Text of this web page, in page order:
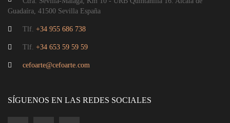
Guadaíra, 41500 Sevilla España
Tlf. +34 955 686 738
Tlf. +34 653 59 59 59
cefoarte@cefoarte.com
SÍGUENOS EN LAS REDES SOCIALES